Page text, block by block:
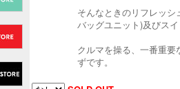
そんなときのリフレッ
バッグユニット)及びス
クルマを操る、一番重
ずです。